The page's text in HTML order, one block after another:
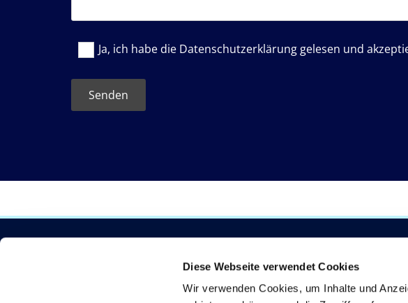
Diese Webseite verwendet Cookies
Wir verwenden Cookies, um Inhalte und
Ja, ich habe die Datenschutzerklärung gelesen und
Zimmerei & Dachdeckerei
04544 1266
04544 342